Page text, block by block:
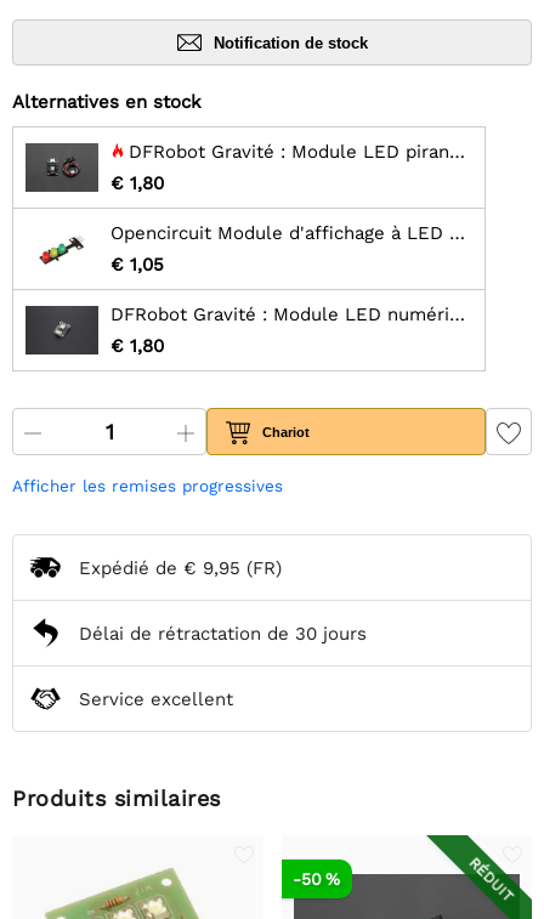
Notification de stock
Alternatives en stock
DFRobot Gravité : Module LED piranha numérique - Bleu
€ 1,80
Opencircuit Module d'affichage à LED de feux de circulation 5V
€ 1,05
DFRobot Gravité : Module LED numérique Piranha - Blanc
€ 1,80
Chariot
Afficher les remises progressives
Expédié de € 9,95 (FR)
Délai de rétractation de 30 jours
Service excellent
Produits similaires
RÉDUIT
-50 %